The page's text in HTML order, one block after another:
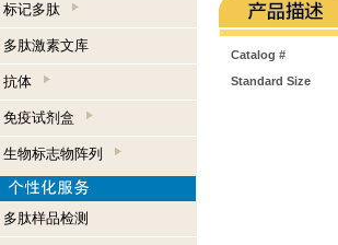
标记多肽
多肽激素文库
抗体
免疫试剂盒
生物标志物阵列
多肽样品检测
Catalog #
Standard Size